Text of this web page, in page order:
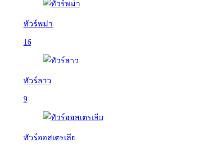
ทัวร์พม่า
16
ทัวร์ลาว
9
ทัวร์ออสเตรเลีย